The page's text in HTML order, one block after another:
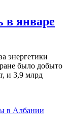
в январе
энергетики
было добыто
и 3,9 млрд